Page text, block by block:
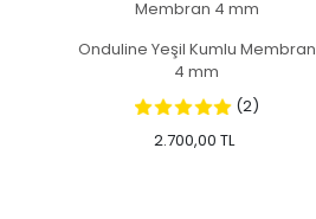
Onduline Yeşil Kumlu Membran
4 mm
(2)
2.700,00 TL